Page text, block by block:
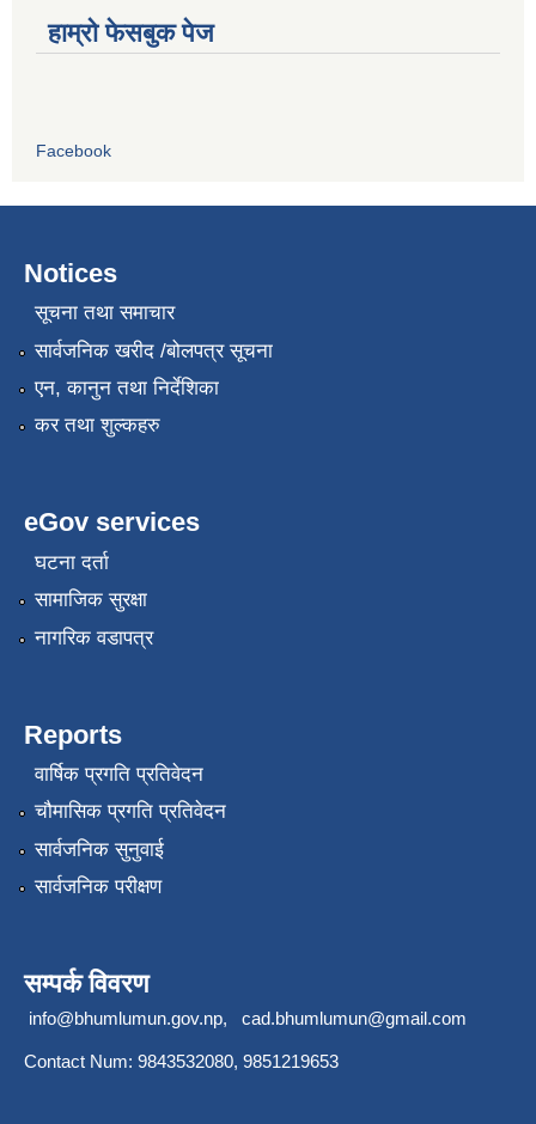
हाम्रो फेसबुक पेज
Facebook
Notices
सूचना तथा समाचार
सार्वजनिक खरीद /बोलपत्र सूचना
एन, कानुन तथा निर्देशिका
कर तथा शुल्कहरु
eGov services
घटना दर्ता
सामाजिक सुरक्षा
नागरिक वडापत्र
Reports
वार्षिक प्रगति प्रतिवेदन
चौमासिक प्रगति प्रतिवेदन
सार्वजनिक सुनुवाई
सार्वजनिक परीक्षण
सम्पर्क विवरण
info@bhumlumun.gov.np, cad.bhumlumun@gmail.com
Contact Num: 9843532080, 9851219653